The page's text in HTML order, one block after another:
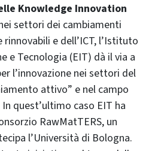
Knowledge Innovation
settori dei cambiamenti
e dell’ICT, l’Istituto
e Tecnologia (EIT) dà il via a
l’innovazione nei settori del
attivo” e nel campo
quest’ultimo caso EIT ha
RawMatTERS, un
l’Università di Bologna.